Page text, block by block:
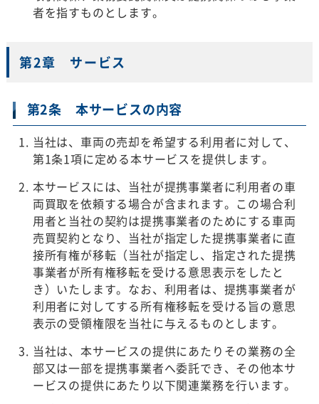
者を指すものとします。
第2章 サービス
第2条 本サービスの内容
当社は、車両の売却を希望する利用者に対して、
第1条1項に定める本サービスを提供します。
本サービスには、当社が提携事業者に利用者の車
両買取を依頼する場合が含まれます。この場合利
用者と当社の契約は提携事業者のためにする車両
売買契約となり、当社が指定した提携事業者に直
接所有権が移転（当社が指定し、指定された提携
事業者が所有権移転を受ける意思表示をしたと
き）いたします。なお、利用者は、提携事業者が
利用者に対してする所有権移転を受ける旨の意思
表示の受領権限を当社に与えるものとします。
当社は、本サービスの提供にあたりその業務の全
部又は一部を提携事業者へ委託でき、その他本サ
ービスの提供にあたり以下関連業務を行います。